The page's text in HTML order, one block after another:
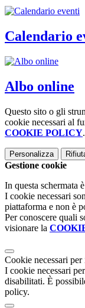
Calendario
Albo online
Questo sito o gli
cookie necessari al
COOKIE POLICY.
Personalizza
Gestione cookie
In questa schermata
I cookie necessari
piattaforma e non è
Per conoscere quali
visionare la
Cookie necessari
I cookie necessari
disabilitati. È
policy.